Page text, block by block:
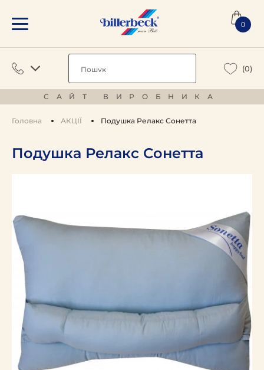
0
(0)
САЙТ ВИРОБНИКА
Головна АКЦІЇ Подушка Релакс Сонетта
Подушка Релакс Сонетта